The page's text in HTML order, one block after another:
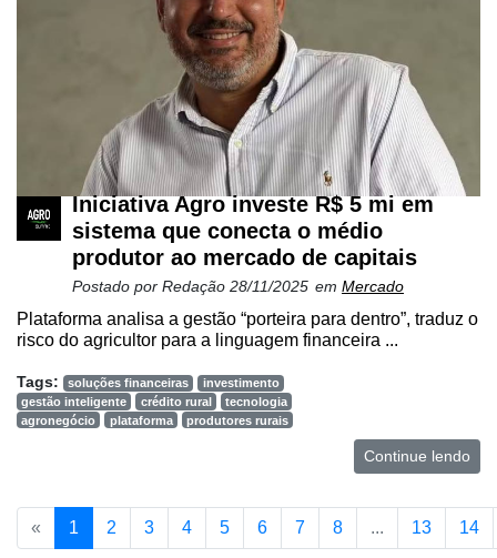
Iniciativa Agro investe R$ 5 mi em
sistema que conecta o médio
produtor ao mercado de capitais
Postado por Redação 28/11/2025 em Mercado
Plataforma analisa a gestão “porteira para dentro”, traduz o
risco do agricultor para a linguagem financeira ...
Tags: soluções financeiras
investimento
gestão inteligente
crédito rural
tecnologia
agronegócio
plataforma produtores rurais
Continue lendo
« 1 2 3 4 5 6 7 8 ... 13 14